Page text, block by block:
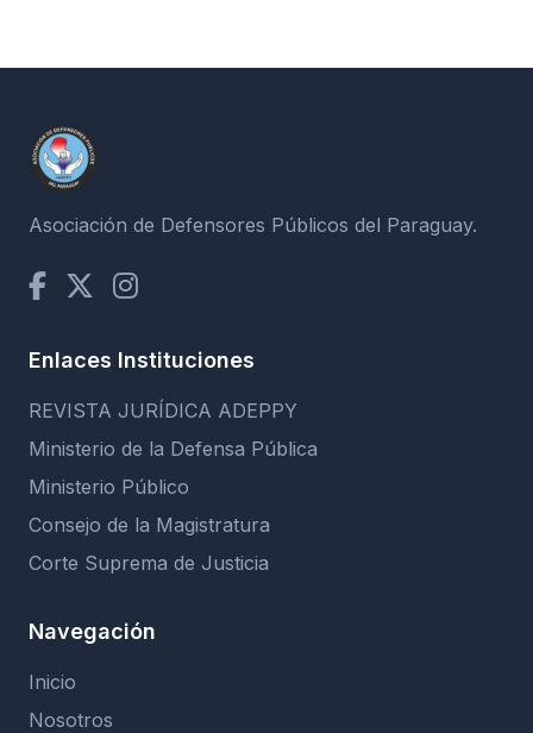
Asociación de Defensores Públicos del Paraguay.
Enlaces Instituciones
REVISTA JURÍDICA ADEPPY
Ministerio de la Defensa Pública
Ministerio Público
Consejo de la Magistratura
Corte Suprema de Justicia
Navegación
Inicio
Nosotros